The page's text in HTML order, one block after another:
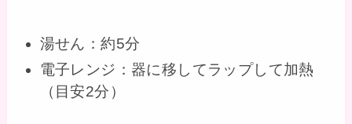
湯せん：約5分
電子レンジ：器に移してラップして加熱
（目安2分）